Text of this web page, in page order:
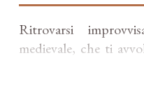
Ritrovarsi
medievale, che ti
fosse un caloroso